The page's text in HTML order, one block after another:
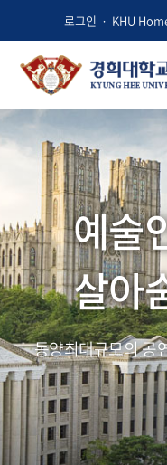
로그인 KHU
예술
살아
동양최대규모의 공